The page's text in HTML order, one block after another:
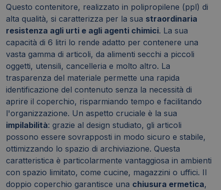
Questo contenitore, realizzato in polipropilene (ppl) di
alta qualità, si caratterizza per la sua straordinaria
resistenza agli urti e agli agenti chimici. La sua
capacità di 6 litri lo rende adatto per contenere una
vasta gamma di articoli, da alimenti secchi a piccoli
oggetti, utensili, cancelleria e molto altro. La
trasparenza del materiale permette una rapida
identificazione del contenuto senza la necessità di
aprire il coperchio, risparmiando tempo e facilitando
l'organizzazione. Un aspetto cruciale è la sua
impilabilità: grazie al design studiato, gli articoli
possono essere sovrapposti in modo sicuro e stabile,
ottimizzando lo spazio di archiviazione. Questa
caratteristica è particolarmente vantaggiosa in ambienti
con spazio limitato, come cucine, magazzini o uffici. Il
doppio coperchio garantisce una chiusura ermetica,